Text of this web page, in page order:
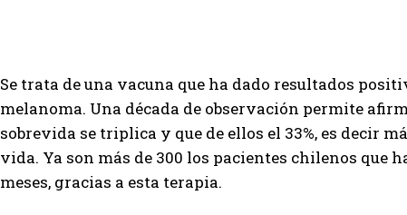
Se trata de una vacuna que ha dado resultados
melanoma. Una década de observación permite
sobrevida se triplica y que de ellos el 33%, es decir
vida. Ya son más de 300 los pacientes chilenos que
meses, gracias a esta terapia.